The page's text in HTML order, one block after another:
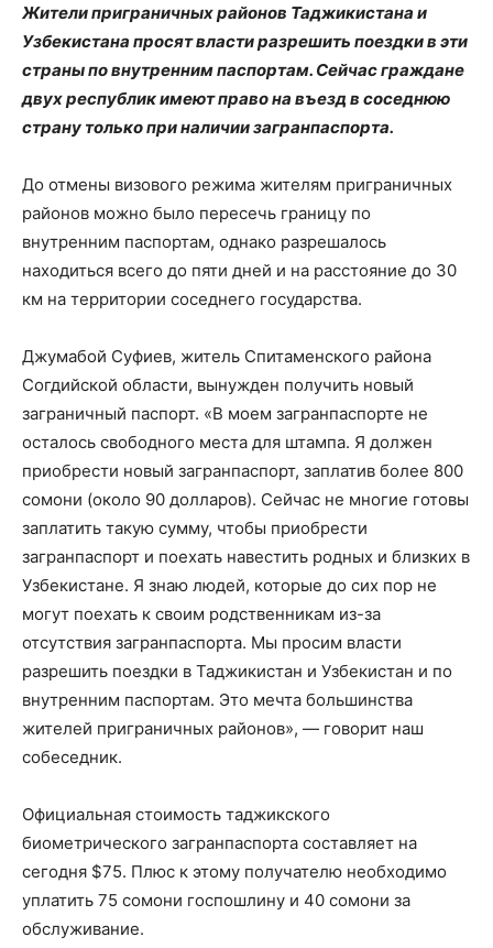
Жители приграничных районов Таджикистана и
Узбекистана просят власти разрешить поездки в эти
страны по внутренним паспортам. Сейчас граждане
двух республик имеют право на въезд в соседнюю
страну только при наличии загранпаспорта.
До отмены визового режима жителям приграничных
районов можно было пересечь границу по
внутренним паспортам, однако разрешалось
находиться всего до пяти дней и на расстояние до 30
км на территории соседнего государства.
Джумабой Суфиев, житель Спитаменского района
Согдийской области, вынужден получить новый
заграничный паспорт. «В моем загранпаспорте не
осталось свободного места для штампа. Я должен
приобрести новый загранпаспорт, заплатив более 800
сомони (около 90 долларов). Сейчас не многие готовы
заплатить такую сумму, чтобы приобрести
загранпаспорт и поехать навестить родных и близких в
Узбекистане. Я знаю людей, которые до сих пор не
могут поехать к своим родственникам из-за
отсутствия загранпаспорта. Мы просим власти
разрешить поездки в Таджикистан и Узбекистан и по
внутренним паспортам. Это мечта большинства
жителей приграничных районов», — говорит наш
собеседник.
Официальная стоимость таджикского
биометрического загранпаспорта составляет на
сегодня $75. Плюс к этому получателю необходимо
уплатить 75 сомони госпошлину и 40 сомони за
обслуживание.